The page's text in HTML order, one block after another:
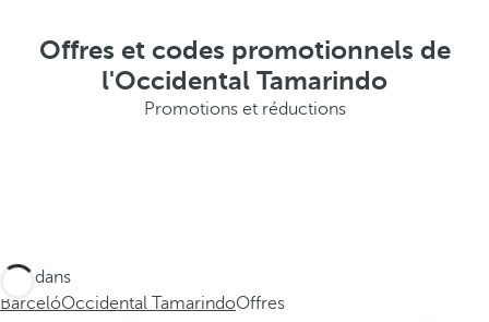
Offres et codes promotionnels de
l'Occidental Tamarindo
Promotions et réductions
Ces dans
BarcelóOccidental TamarindoOffres